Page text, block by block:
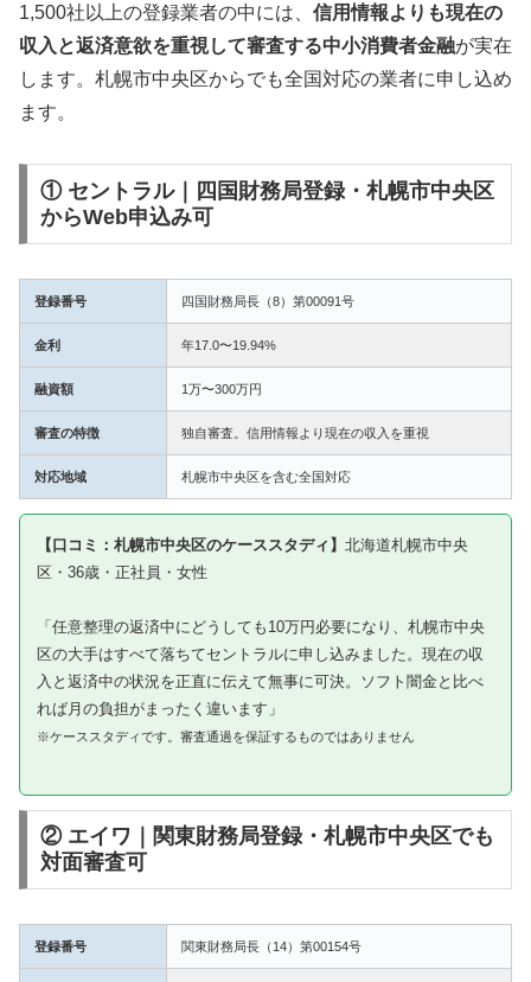
1,500社以上の登録業者の中には、 信用情報よりも現在の
収入と返済意欲を重視して審査する中小消費者金融が実在
します。札幌市中央区からでも全国対応の業者に申し込め
ます。
① セントラル｜四国財務局登録・札幌市中央区
からWeb申込み可
登録番号 四国財務局長（8）第00091号
金利 年17.0〜19.94%
融資額 1万〜300万円
審査の特徴 独自審査。信用情報より現在の収入を重視
対応地域 札幌市中央区を含む全国対応
【口コミ：札幌市中央区のケーススタディ】 北海道札幌市中央
区・36歳・正社員・女性
「任意整理の返済中にどうしても10万円必要になり、札幌市中央
区の大手はすべて落ちてセントラルに申し込みました。現在の収
入と返済中の状況を正直に伝えて無事に可決。ソフト闇金と比べ
れば月の負担がまったく違います」
※ケーススタディです。審査通過を保証するものではありません
② エイワ｜関東財務局登録・札幌市中央区でも
対面審査可
登録番号 関東財務局長（14）第00154号